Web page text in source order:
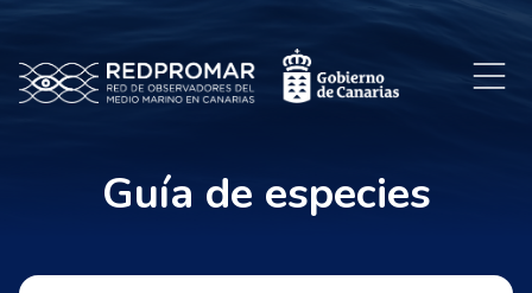
Guía de especies